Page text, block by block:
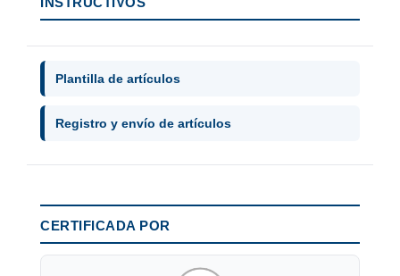
Plantilla de artículos
Registro y envío de artículos
CERTIFICADA POR